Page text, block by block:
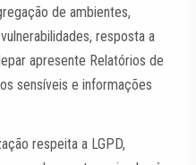
de ambientes,
resposta a
apresente Relatórios de
sensíveis e informações
respeita a LGPD,